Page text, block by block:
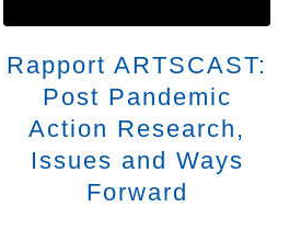
Rapport ARTSCAST:
Post Pandemic
Action Research,
Issues and Ways
Forward